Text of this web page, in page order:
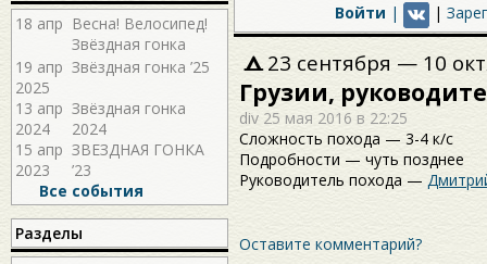
18 апр Весна! Велосипед!
Звёздная гонка
2026!
19 апр
2025
Звёздная гонка ’25
13 апр
2024
Звёздная гонка
2024
15 апр
2023
ЗВЕЗДНАЯ ГОНКА
’23
Все события
Разделы
Войти | |
23 сентября — 10
Грузии,
div 25 мая 2016 в 22:25
Сложность похода — 3-4 к/с
Подробности — чуть позднее
Руководитель похода —
Оставите комментарий?